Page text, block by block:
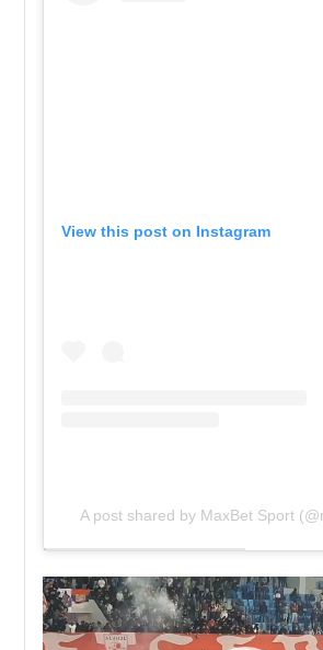
View this post on Instagram
A post shared by MaxBet Sport
Pregledač
video
zapisa